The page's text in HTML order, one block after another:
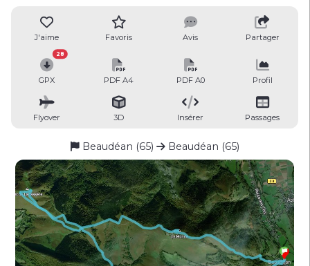
J'aime Favoris Avis Partager
GPX
28
PDF A4 PDF A0 Profil
Flyover 3D Insérer Passages
Beaudéan (65) Beaudéan (65)